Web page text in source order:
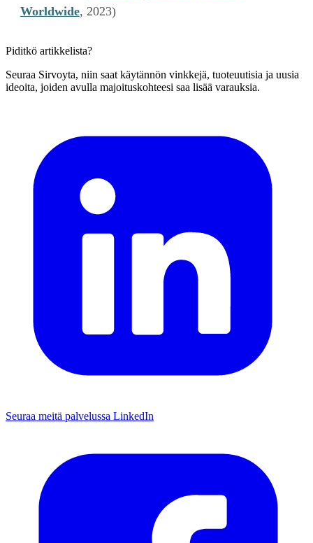
Worldwide, 2023)
Piditkö artikkelista?
Seuraa Sirvoyta, niin saat käytännön vinkkejä, tuoteuutisia ja uusia
ideoita, joiden avulla majoituskohteesi saa lisää varauksia.
Seuraa meitä palvelussa LinkedIn